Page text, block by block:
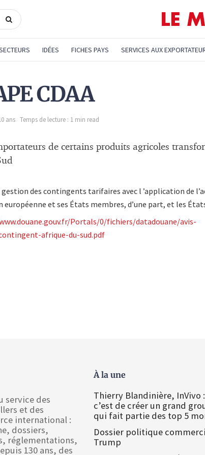
IDÉES FICHES PAYS SERVICES AUX
CDAA
ans Temps de lecture : 1 min read
de certains produits agricoles
des contingents tarifaires avec l ’application de
et ses États membres, d’une part, et les États
Portals/0/fichiers/datadouane/avis-
afrique-du-sud.pdf
service des
et des
international :
dossiers,
réglementations,
130 ans, des
À la une
Thierry Blandinière, InVivo
c’est de créer un grand
qui fait partie des top 5
Dossier politique
Trump